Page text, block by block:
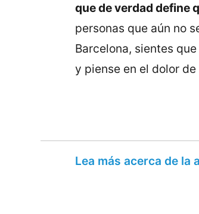
que de verdad define
personas que aún no
Barcelona, sientes
y piense en el dolor
Lea más acerca de la